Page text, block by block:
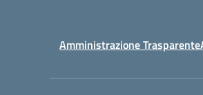
Amministrazione Trasparente